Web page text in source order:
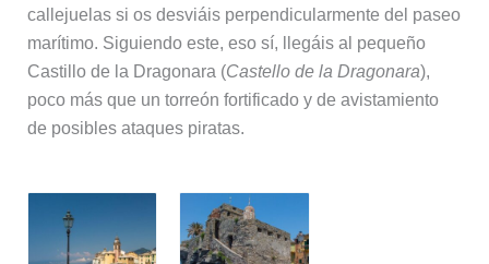
callejuelas si os desviáis perpendicularmente del paseo
marítimo. Siguiendo este, eso sí, llegáis al pequeño
Castillo de la Dragonara (Castello de la Dragonara),
poco más que un torreón fortificado y de avistamiento
de posibles ataques piratas.